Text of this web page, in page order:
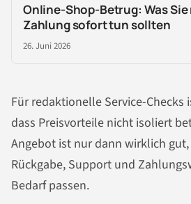
Online-Shop-Betrug: Was
Zahlung sofort tun sollten
26. Juni 2026
Für redaktionelle Service-
dass Preisvorteile nicht isoliert
Angebot ist nur dann wirklich
Rückgabe, Support und
Bedarf passen.